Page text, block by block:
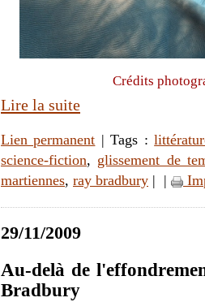
Crédits
Lire la suite
Lien permanent | Tags :
science-fiction, glissement de
martiennes, ray bradbury | |
29/11/2009
Au-delà de
Bradbury